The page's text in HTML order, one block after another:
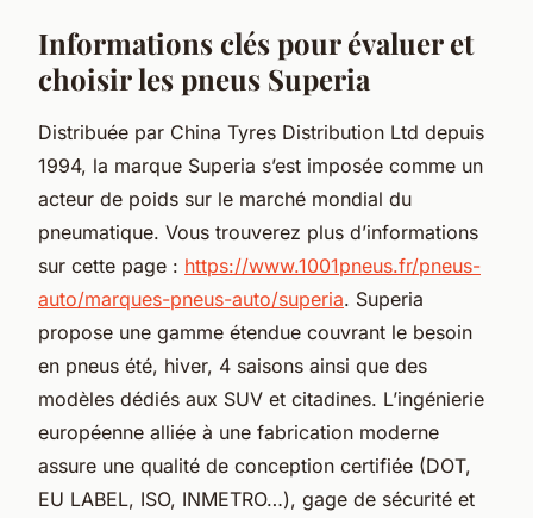
Informations clés pour évaluer et
choisir les pneus Superia
Distribuée par China Tyres Distribution Ltd depuis
1994, la marque Superia s’est imposée comme un
acteur de poids sur le marché mondial du
pneumatique. Vous trouverez plus d’informations
sur cette page : https://www.1001pneus.fr/pneus-
auto/marques-pneus-auto/superia. Superia
propose une gamme étendue couvrant le besoin
en pneus été, hiver, 4 saisons ainsi que des
modèles dédiés aux SUV et citadines. L’ingénierie
européenne alliée à une fabrication moderne
assure une qualité de conception certifiée (DOT,
EU LABEL, ISO, INMETRO…), gage de sécurité et